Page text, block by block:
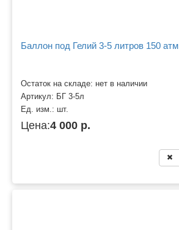
Баллон под Гелий 3-5 литров 150 атм
Остаток на складе: нет в наличии
Артикул: БГ 3-5л
Ед. изм.: шт.
Цена:4 000 р.